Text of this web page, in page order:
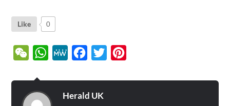
Like 0
WeChatWhatsApp
MeWe Facebook
Twitter
Herald UK